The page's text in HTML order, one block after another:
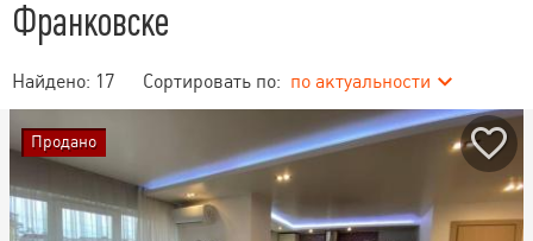
Франковске
Найдено: 17 Сортировать по: по актуальности
Продано